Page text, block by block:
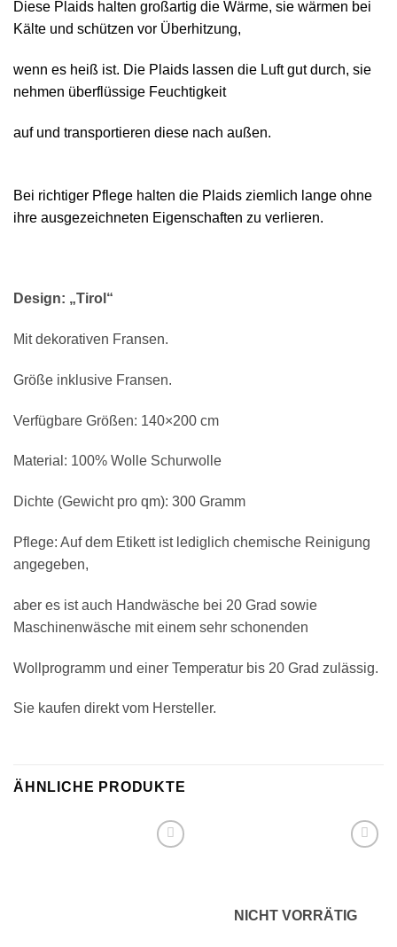
Diese Plaids halten großartig die Wärme, sie wärmen bei
Kälte und schützen vor Überhitzung,
wenn es heiß ist. Die Plaids lassen die Luft gut durch, sie
nehmen überflüssige Feuchtigkeit
auf und transportieren diese nach außen.
Bei richtiger Pflege halten die Plaids ziemlich lange ohne
ihre ausgezeichneten Eigenschaften zu verlieren.
Design: „Tirol“
Mit dekorativen Fransen.
Größe inklusive Fransen.
Verfügbare Größen: 140×200 cm
Material: 100% Wolle Schurwolle
Dichte (Gewicht pro qm): 300 Gramm
Pflege: Auf dem Etikett ist lediglich chemische Reinigung
angegeben,
aber es ist auch Handwäsche bei 20 Grad sowie
Maschinenwäsche mit einem sehr schonenden
Wollprogramm und einer Temperatur bis 20 Grad zulässig.
Sie kaufen direkt vom Hersteller.
ÄHNLICHE PRODUKTE
NICHT VORRÄTIG